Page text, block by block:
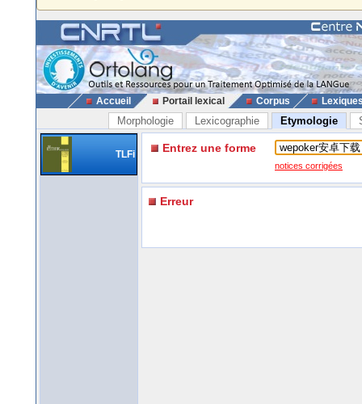
Accueil Portail lexical Corpus
Morphologie Lexicographie Etymologie
TLFi Entrez une forme
notices corrigées
Erreur